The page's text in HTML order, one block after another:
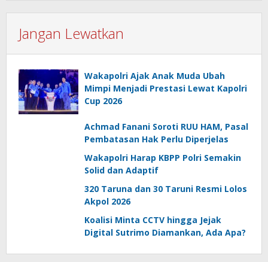
Jangan Lewatkan
Wakapolri Ajak Anak Muda Ubah
Mimpi Menjadi Prestasi Lewat Kapolri
Cup 2026
Achmad Fanani Soroti RUU HAM, Pasal
Pembatasan Hak Perlu Diperjelas
Wakapolri Harap KBPP Polri Semakin
Solid dan Adaptif
320 Taruna dan 30 Taruni Resmi Lolos
Akpol 2026
Koalisi Minta CCTV hingga Jejak
Digital Sutrimo Diamankan, Ada Apa?